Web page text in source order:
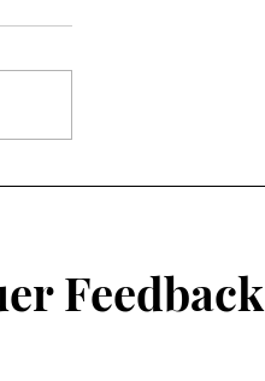
bin alt. Ist das wichtig? Ich
Feedback